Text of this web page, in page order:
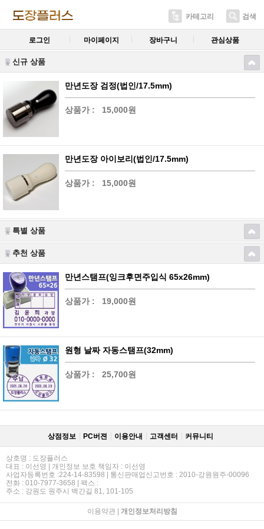
카테고리 검색
로그인 마이페이지 장바구니 관심상품
신규 상품
만년도장 검정(법인/17.5mm)
상품가 : 15,000원
만년도장 아이보리(법인/17.5mm)
상품가 : 15,000원
특별 상품
추천 상품
만년스탬프(잉크후면주입식 65x26mm)
상품가 : 19,000원
원형 날짜 자동스탬프(32mm)
상품가 : 25,700원
상점정보 PC버젼 이용안내 고객센터 커뮤니티
상호명 : 도장플러스
대표 : 이선영 | 개인정보 보호 책임자 : 이선영
사업자등록번호 :224-14-83598 | 통신판매업신고번호 : 2010-강원원주-00096
전화 : 010-7977-3658 | 팩스 :
주소 : 강원도 원주시 백간길 81, 101-105
이용약관| 개인정보처리방침